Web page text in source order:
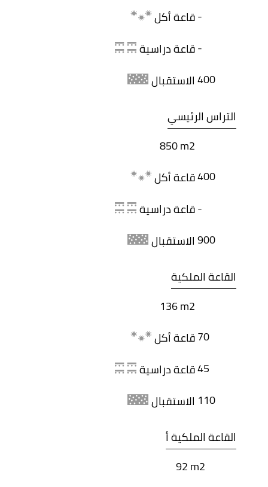
قاعة أكل-
قاعة دراسية-
الاستقبال400
التراس الرئيسي
850 m2
قاعة أكل400
قاعة دراسية-
الاستقبال900
القاعة الملكية
136 m2
قاعة أكل70
قاعة دراسية45
الاستقبال 110
القاعة الملكية أ
92 m2